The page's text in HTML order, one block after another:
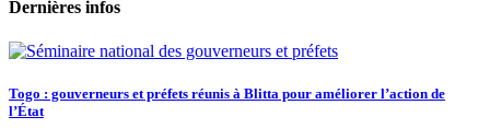
Dernières infos
Togo : gouverneurs et préfets réunis à Blitta pour améliorer l’action de
l’État